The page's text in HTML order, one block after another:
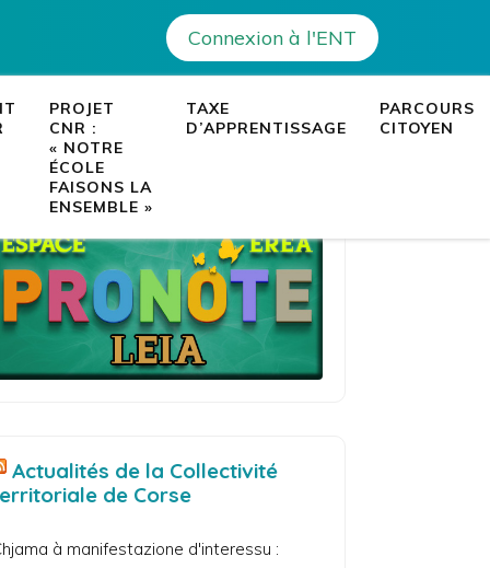
établissements de CorseConnexion à l'ENT
PROJET
CNR :
« NOTRE
ÉCOLE
FAISONS LA
ENSEMBLE »
TAXE
D’APPRENTISSAGE
PARCOURS
CITOYEN
Actualités de la Collectivité
de Corse
à manifestazione d'interessu :